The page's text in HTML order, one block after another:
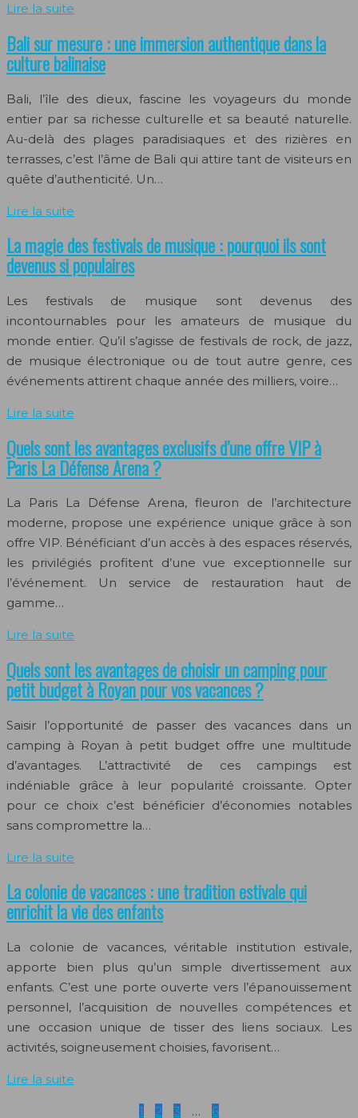
Lire la suite
Bali sur mesure : une immersion authentique dans la
culture balinaise
Bali, l’île des dieux, fascine les voyageurs du monde
entier par sa richesse culturelle et sa beauté naturelle.
Au-delà des plages paradisiaques et des rizières en
terrasses, c’est l’âme de Bali qui attire tant de visiteurs en
quête d’authenticité. Un…
Lire la suite
La magie des festivals de musique : pourquoi ils sont
devenus si populaires
Les festivals de musique sont devenus des
incontournables pour les amateurs de musique du
monde entier. Qu’il s’agisse de festivals de rock, de jazz,
de musique électronique ou de tout autre genre, ces
événements attirent chaque année des milliers, voire…
Lire la suite
Quels sont les avantages exclusifs d’une offre VIP à
Paris La Défense Arena ?
La Paris La Défense Arena, fleuron de l’architecture
moderne, propose une expérience unique grâce à son
offre VIP. Bénéficiant d’un accès à des espaces réservés,
les privilégiés profitent d’une vue exceptionnelle sur
l’événement. Un service de restauration haut de
gamme…
Lire la suite
Quels sont les avantages de choisir un camping pour
petit budget à Royan pour vos vacances ?
Saisir l’opportunité de passer des vacances dans un
camping à Royan à petit budget offre une multitude
d’avantages. L’attractivité de ces campings est
indéniable grâce à leur popularité croissante. Opter
pour ce choix c’est bénéficier d’économies notables
sans compromettre la…
Lire la suite
La colonie de vacances : une tradition estivale qui
enrichit la vie des enfants
La colonie de vacances, véritable institution estivale,
apporte bien plus qu’un simple divertissement aux
enfants. C’est une porte ouverte vers l’épanouissement
personnel, l’acquisition de nouvelles compétences et
une occasion unique de tisser des liens sociaux. Les
activités, soigneusement choisies, favorisent…
Lire la suite
1 2 3 … 6